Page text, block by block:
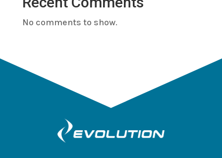
No comments to show.